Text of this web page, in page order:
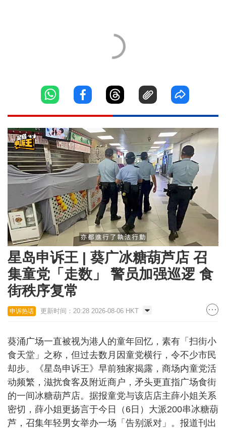
Unmute Loaded:
22.77%
星岛申诉王 | 葵广冰糖葫芦店 召
集童党「走数」 警员加强巡逻 食
街秩序复常
申诉热话 更新时间：20:28 2026-08-06 HKT
葵涌广场一直被视为港人的童年回忆，素有「扫街小
食天堂」之称，但过去数月因童党横行，令不少市民
却步。《星岛申诉王》早前独家揭露，商场内童党活
动频繁，滋扰食客及附近商户，矛头更直指广场食街
的一间冰糖葫芦店。据报童党与该店店主薛小姐关系
密切，薛小姐更扬言于今日（6日）大派200串冰糖葫
芦，召集年轻男女举办一场「告别派对」。报道刊出